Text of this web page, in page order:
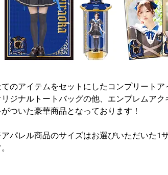
のアイテムをセットにしたコンプリートア
リジナルトートバッグの他、エンブレムアク
がついた豪華商品となっております！
パレル商品のサイズはお選びいただいた1